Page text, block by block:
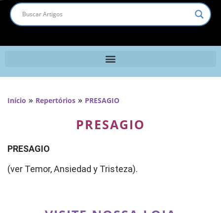
Início » Repertórios » PRESAGIO
PRESAGIO
PRESAGIO
(ver Temor, Ansiedad y Tristeza).